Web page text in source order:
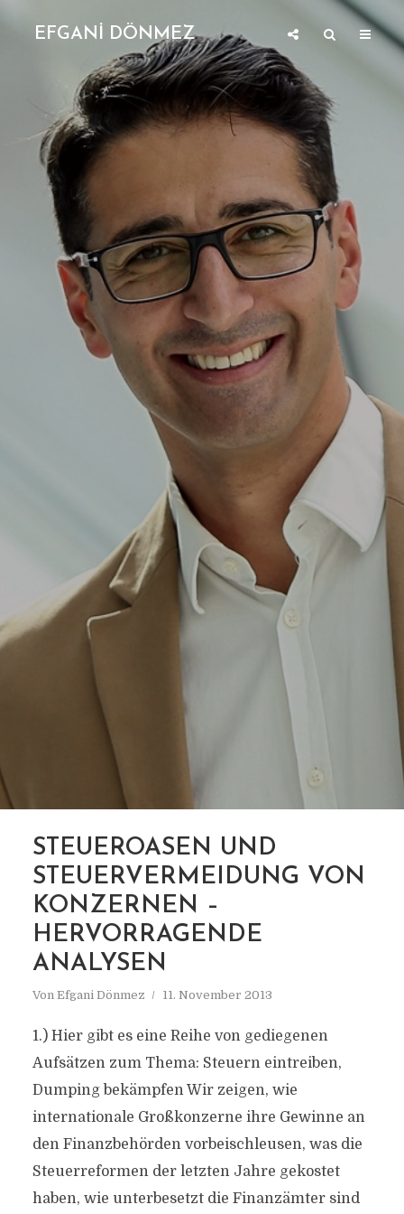
EFGANİ DÖNMEZ
MARKIERUNG
STEUERGERECHTIGKEIT
STEUEROASEN UND
STEUERVERMEIDUNG VON
KONZERNEN –
HERVORRAGENDE
ANALYSEN
Von Efgani Dönmez 11. November 2013
1.) Hier gibt es eine Reihe von gediegenen
Aufsätzen zum Thema: Steuern eintreiben,
Dumping bekämpfen Wir zeigen, wie
internationale Großkonzerne ihre Gewinne an
den Finanzbehörden vorbeischleusen, was die
Steuerreformen der letzten Jahre gekostet
haben, wie unterbesetzt die Finanzämter sind